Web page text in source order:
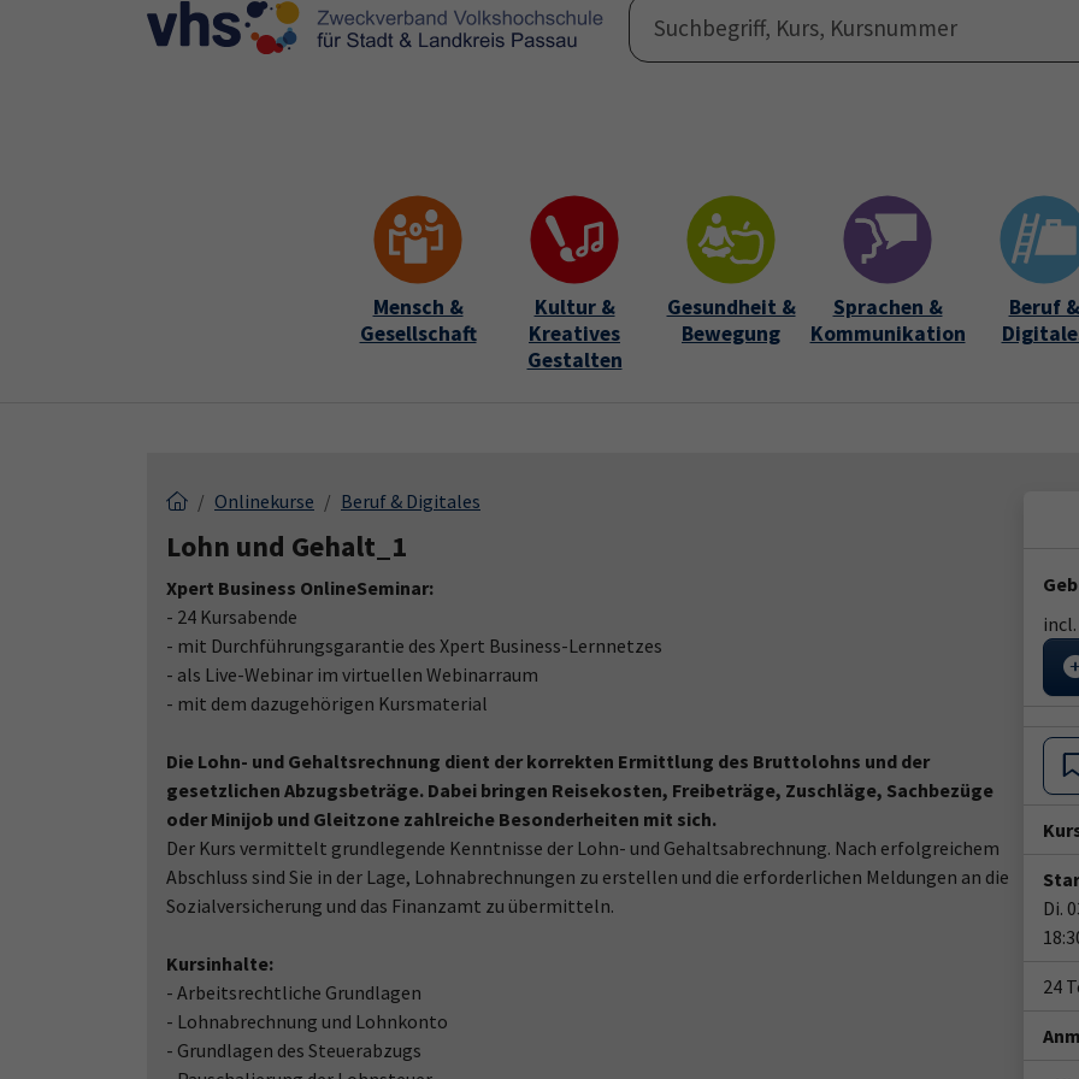
Skip to main content
Skip to page footer Programm
Mensch &
Gesellschaft
Kultur &
Kreatives
Gestalten
Gesundheit &
Bewegung
Sprachen &
Kommunikation
Beruf &
Onlinekurse Beruf & Digitales
Lohn und Gehalt_1
Xpert Business OnlineSeminar:
- 24 Kursabende
- mit Durchführungsgarantie des Xpert Business-Lernnetzes
- als Live-Webinar im virtuellen Webinarraum
- mit dem dazugehörigen Kursmaterial
Die Lohn- und Gehaltsrechnung dient der korrekten Ermittlung des Bruttolohns und der
gesetzlichen Abzugsbeträge. Dabei bringen Reisekosten, Freibeträge, Zuschläge, Sachbezüge
oder Minijob und Gleitzone zahlreiche Besonderheiten mit sich.
Der Kurs vermittelt grundlegende Kenntnisse der Lohn- und Gehaltsabrechnung. Nach erfolgreichem
Abschluss sind Sie in der Lage, Lohnabrechnungen zu erstellen und die erforderlichen Meldungen an die
Sozialversicherung und das Finanzamt zu übermitteln.
Kursinhalte:
- Arbeitsrechtliche Grundlagen
- Lohnabrechnung und Lohnkonto
- Grundlagen des Steuerabzugs
Di.
24